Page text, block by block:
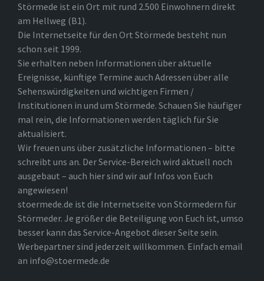
Störmede ist ein Ort mit rund 2.500 Einwohnern direkt
am Hellweg (B1).
Die Internetseite für den Ort Störmede besteht nun
schon seit 1999.
Sie erhalten neben Informationen über aktuelle
Ereignisse, künftige Termine auch Adressen über alle
Sehenswürdigkeiten und wichtigen Firmen /
Institutionen in und um Störmede. Schauen Sie häufiger
mal rein, die Informationen werden täglich für Sie
aktualisiert.
Wir freuen uns über zusätzliche Informationen – bitte
schreibt uns an. Der Service-Bereich wird aktuell noch
ausgebaut – auch hier sind wir auf Infos von Euch
angewiesen!
stoermede.de ist die Internetseite von Störmedern für
Störmeder. Je größer die Beteiligung von Euch ist, umso
besser kann das Service-Angebot dieser Seite sein.
Werbepartner sind jederzeit willkommen. Einfach email
an info@stoermede.de